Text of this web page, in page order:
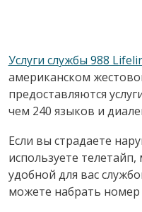
Услуги службы 988
американском
предоставляются
чем 240 языков и
Если вы страдаете
используете
удобной для вас
можете набрать номер